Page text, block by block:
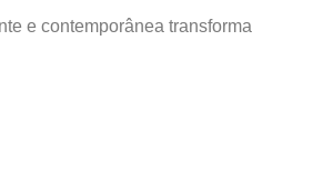
e contemporânea transforma